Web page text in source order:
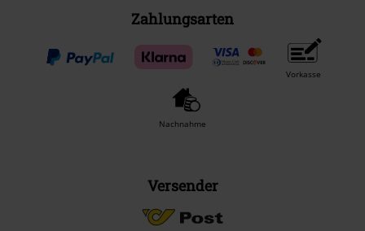
Zahlungsarten
Vorkasse
Nachnahme
Versender